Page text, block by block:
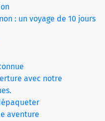
: un voyage de 10 jours
avec notre
aventure